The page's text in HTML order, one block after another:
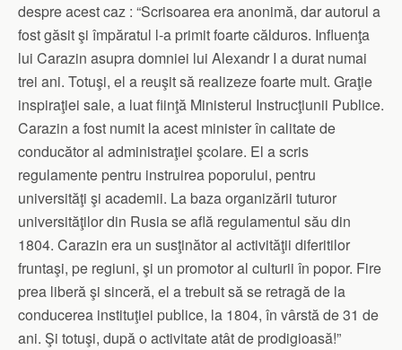
despre acest caz : “Scrisoarea era anonimă, dar autorul a
fost găsit şi împăratul l-a primit foarte călduros. Influenţa
lui Carazin asupra domniei lui Alexandr I a durat numai
trei ani. Totuşi, el a reuşit să realizeze foarte mult. Graţie
inspiraţiei sale, a luat fiinţă Ministerul Instrucţiunii Publice.
Carazin a fost numit la acest minister în calitate de
conducător al administraţiei şcolare. El a scris
regulamente pentru instruirea poporului, pentru
universităţi şi academii. La baza organizării tuturor
universităţilor din Rusia se află regulamentul său din
1804. Carazin era un susţinător al activităţii diferitilor
fruntaşi, pe regiuni, şi un promotor al culturii în popor. Fire
prea liberă şi sinceră, el a trebuit să se retragă de la
conducerea instituţiei publice, la 1804, în vârstă de 31 de
ani. Şi totuşi, după o activitate atât de prodigioasă!”